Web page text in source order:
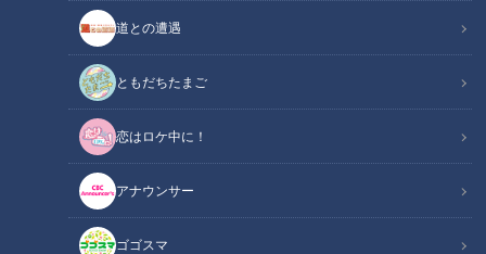
道との遭遇
ともだちたまご
恋はロケ中に！
アナウンサー
ゴゴスマ
CBCテレビ『チャント！』いただきます！ほぼ地元だけ 愛されFOOD
この記事の画像（全7枚）